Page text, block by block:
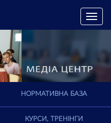
T
o
e
i
НОРМАТИВНА БАЗА
КУРСИ, ТРЕНІНГИ